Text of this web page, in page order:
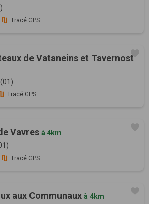
Tracé GPS
de Vataneins et Tavernost
Tracé GPS
Vavres à 4km
Tracé GPS
aux Communaux à 4km